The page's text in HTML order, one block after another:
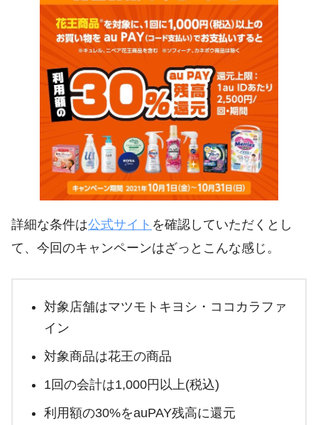
詳細な条件は公式サイト を確認していただくとし
て、今回のキャンペーンはざっとこんな感じ。
対象店舗はマツモトキヨシ・ココカラファ
イン
対象商品は花王の商品
1回の会計は1,000円以上(税込)
利用額の30%をauPAY残高に還元